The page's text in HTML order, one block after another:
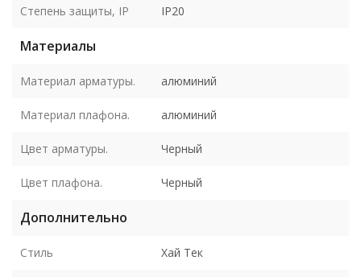
Степень защиты, IP IP20
Материалы
Материал арматуры. алюминий
Материал плафона. алюминий
Цвет арматуры. Черный
Цвет плафона. Черный
Дополнительно
Стиль Хай Тек